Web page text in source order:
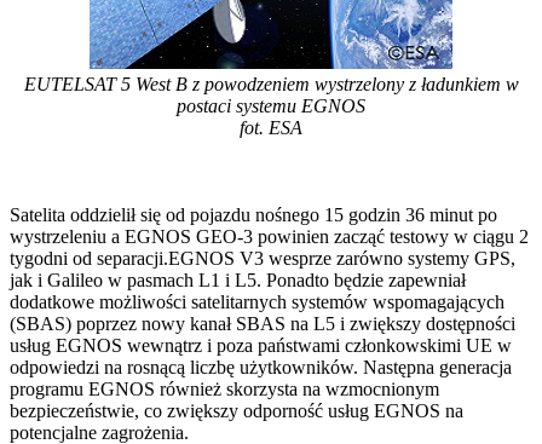
EUTELSAT 5 West B z powodzeniem wystrzelony z ładunkiem w
postaci systemu EGNOS
fot. ESA
Satelita oddzielił się od pojazdu nośnego 15 godzin 36 minut po
wystrzeleniu a EGNOS GEO-3 powinien zacząć testowy w ciągu 2
tygodni od separacji.EGNOS V3 wesprze zarówno systemy GPS,
jak i Galileo w pasmach L1 i L5. Ponadto będzie zapewniał
dodatkowe możliwości satelitarnych systemów wspomagających
(SBAS) poprzez nowy kanał SBAS na L5 i zwiększy dostępności
usług EGNOS wewnątrz i poza państwami członkowskimi UE w
odpowiedzi na rosnącą liczbę użytkowników. Następna generacja
programu EGNOS również skorzysta na wzmocnionym
bezpieczeństwie, co zwiększy odporność usług EGNOS na
potencjalne zagrożenia.